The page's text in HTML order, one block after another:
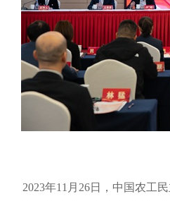
2023年11月26日，中国农工